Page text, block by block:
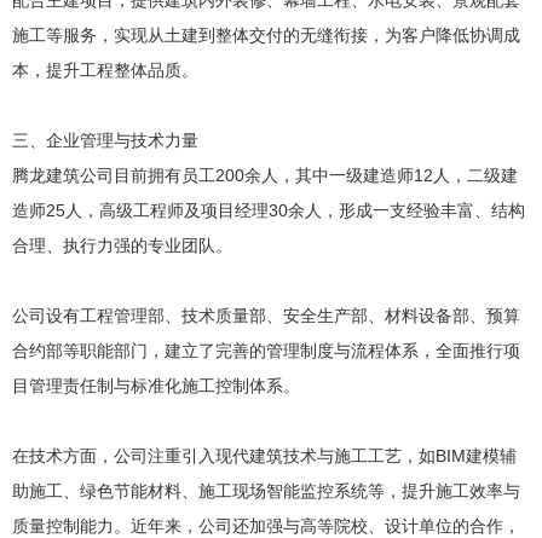
施工等服务，实现从土建到整体交付的无缝衔接，为客户降低协调成
本，提升工程整体品质。
三、企业管理与技术力量
腾龙建筑公司目前拥有员工200余人，其中一级建造师12人，二级建
造师25人，高级工程师及项目经理30余人，形成一支经验丰富、结构
合理、执行力强的专业团队。
公司设有工程管理部、技术质量部、安全生产部、材料设备部、预算
合约部等职能部门，建立了完善的管理制度与流程体系，全面推行项
目管理责任制与标准化施工控制体系。
在技术方面，公司注重引入现代建筑技术与施工工艺，如BIM建模辅
助施工、绿色节能材料、施工现场智能监控系统等，提升施工效率与
质量控制能力。近年来，公司还加强与高等院校、设计单位的合作，